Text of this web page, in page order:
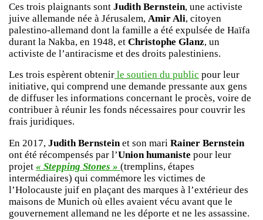
Ces trois plaignants sont Judith Bernstein, une activiste
juive allemande née à Jérusalem, Amir Ali, citoyen
palestino-allemand dont la famille a été expulsée de Haïfa
durant la Nakba, en 1948, et Christophe Glanz, un
activiste de l’antiracisme et des droits palestiniens.
Les trois espèrent obtenir le soutien du public pour leur
initiative, qui comprend une demande pressante aux gens
de diffuser les informations concernant le procès, voire de
contribuer à réunir les fonds nécessaires pour couvrir les
frais juridiques.
En 2017, Judith Bernsteinet son mari Rainer Bernstein
ont été récompensés par l’Union humaniste pour leur
projet « Stepping Stones » (tremplins, étapes
intermédiaires) qui commémore les victimes de
l’Holocauste juif en plaçant des marques à l’extérieur des
maisons de Munich où elles avaient vécu avant que le
gouvernement allemand ne les déporte et ne les assassine.